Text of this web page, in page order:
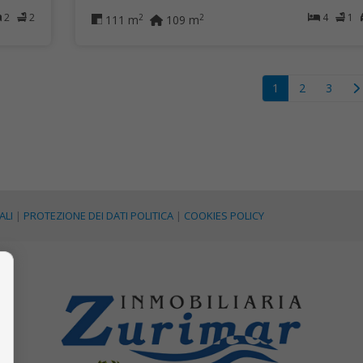
2 2 4 1
111 m2 109 m2
1 2 3
| PROTEZIONE DEI DATI POLITICA | COOKIES POLICY